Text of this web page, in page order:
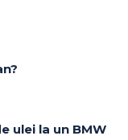
ulei la un BMW